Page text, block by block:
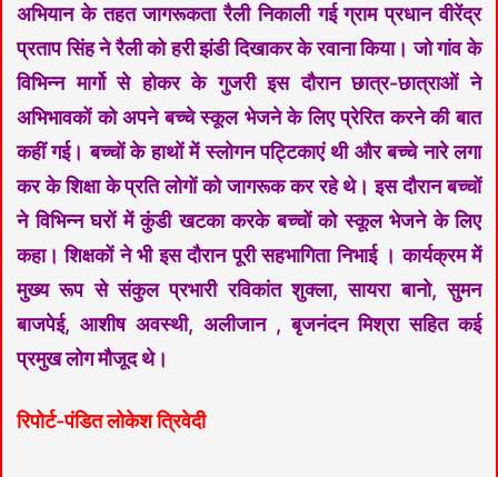
अभियान के तहत जागरूकता रैली निकाली गई ग्राम प्रधान वीरेंद्र
प्रताप सिंह ने रैली को हरी झंडी दिखाकर के रवाना किया। जो गांव के
विभिन्न मार्गो से होकर के गुजरी इस दौरान छात्र-छात्राओं ने
अभिभावकों को अपने बच्चे स्कूल भेजने के लिए प्रेरित करने की बात
कहीं गई। बच्चों के हाथों में स्लोगन पट्टिकाएं थी और बच्चे नारे लगा
कर के शिक्षा के प्रति लोगों को जागरूक कर रहे थे। इस दौरान बच्चों
ने विभिन्न घरों में कुंडी खटका करके बच्चों को स्कूल भेजने के लिए
कहा। शिक्षकों ने भी इस दौरान पूरी सहभागिता निभाई । कार्यक्रम में
मुख्य रूप से संकुल प्रभारी रविकांत शुक्ला, सायरा बानो, सुमन
बाजपेई, आशीष अवस्थी, अलीजान , बृजनंदन मिश्रा सहित कई
प्रमुख लोग मौजूद थे।
रिपोर्ट-पंडित लोकेश त्रिवेदी